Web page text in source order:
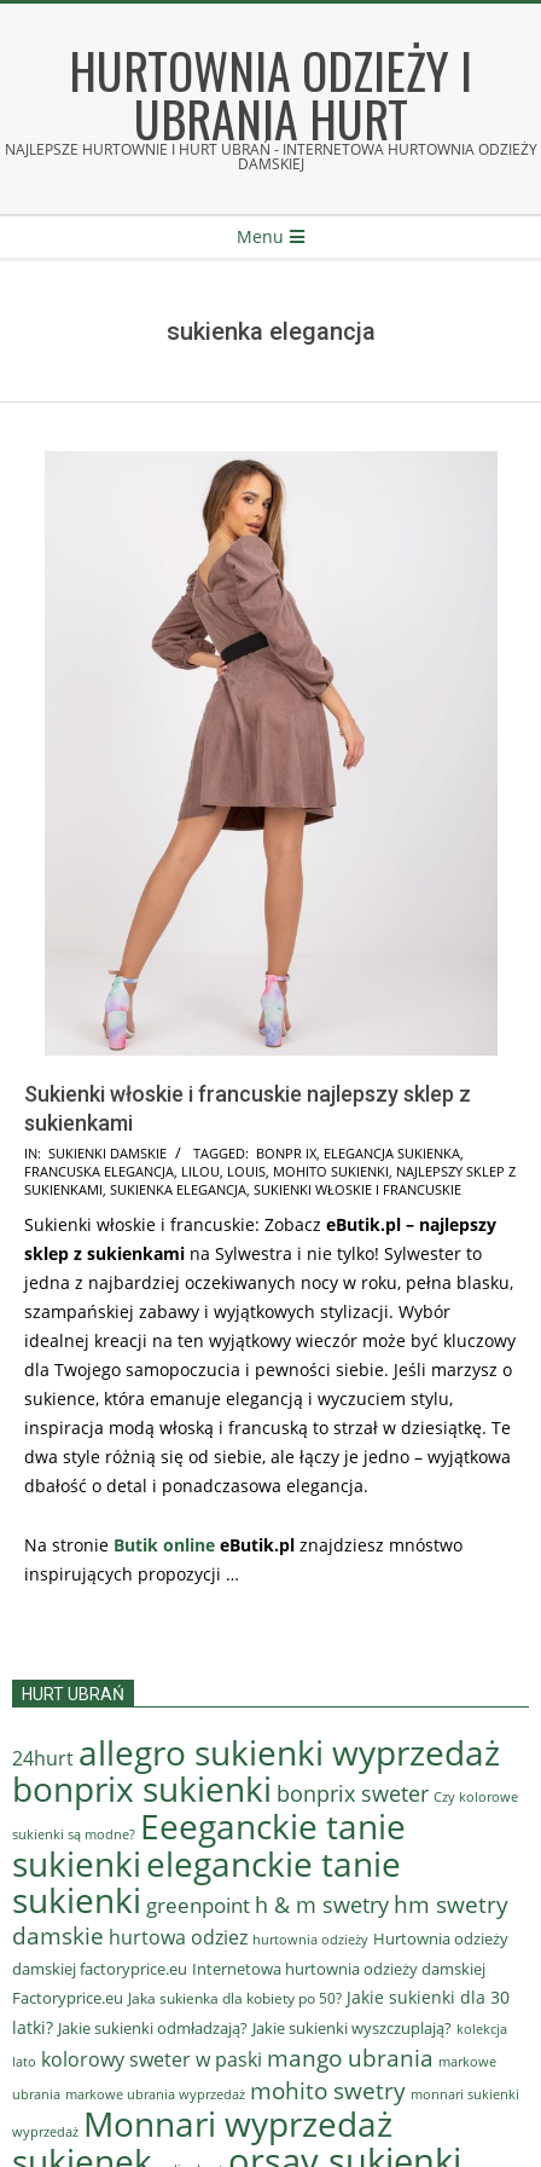
HURTOWNIA ODZIEŻY I
UBRANIA HURT
NAJLEPSZE HURTOWNIE I HURT UBRAŃ - INTERNETOWA HURTOWNIA ODZIEŻY
DAMSKIEJ
Menu
sukienka elegancja
Sukienki włoskie i francuskie najlepszy sklep z
sukienkami
2025-
08-
IN: SUKIENKI DAMSKIE TAGGED: BONPR IX, ELEGANCJA SUKIENKA,
FRANCUSKA ELEGANCJA, LILOU, LOUIS, MOHITO SUKIENKI, NAJLEPSZY SKLEP Z
SUKIENKAMI, SUKIENKA ELEGANCJA, SUKIENKI WŁOSKIE I FRANCUSKIE
Sukienki włoskie i francuskie: Zobacz eButik.pl – najlepszy
sklep z sukienkami na Sylwestra i nie tylko! Sylwester to
jedna z najbardziej oczekiwanych nocy w roku, pełna blasku,
szampańskiej zabawy i wyjątkowych stylizacji. Wybór
idealnej kreacji na ten wyjątkowy wieczór może być kluczowy
dla Twojego samopoczucia i pewności siebie. Jeśli marzysz o
sukience, która emanuje elegancją i wyczuciem stylu,
inspiracja modą włoską i francuską to strzał w dziesiątkę. Te
dwa style różnią się od siebie, ale łączy je jedno – wyjątkowa
dbałość o detal i ponadczasowa elegancja.
Na stronie Butik online eButik.pl znajdziesz mnóstwo
inspirujących propozycji …
HURT UBRAŃ
24hurt allegro sukienki wyprzedaż
bonprix sukienki bonprix sweter Czy kolorowe
sukienki są modne? Eeeganckie tanie
sukienkieleganckie tanie
sukienki greenpoint h & m swetry hm swetry
damskie hurtowa odziez hurtownia odzieży Hurtownia odzieży
damskiej factoryprice.eu Internetowa hurtownia odzieży damskiej
Factoryprice.eu Jaka sukienka dla kobiety po 50? Jakie sukienki dla 30
latki? Jakie sukienki odmładzają? Jakie sukienki wyszczuplają? kolekcja
lato kolorowy sweter w paski mango ubrania markowe
ubrania markowe ubrania wyprzedaż mohito swetry monnari sukienki
wyprzedaż Monnari wyprzedaż